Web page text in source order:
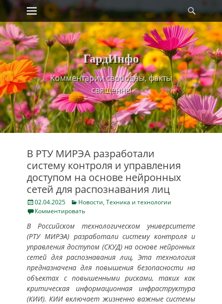
Skip
content
Primary Menu
ГардИнфо
Комментарии свободны, факты
священны
В РТУ МИРЭА разработали
систему контроля и управления
доступом на основе нейронных
сетей для распознавания лиц
Posted
on
02.04.2025 Categories
Новости, Техника и технологии
Комментировать
В Российском технологическом университете
(РТУ МИРЭА) разработали систему контроля и
управления доступом (СКУД) на основе нейронных
сетей для распознавания лиц. Эта технология
предназначена для повышения безопасности на
объектах с повышенными рисками, таких как
критическая информационная инфраструктура
(КИИ). КИИ включает жизненно важные системы